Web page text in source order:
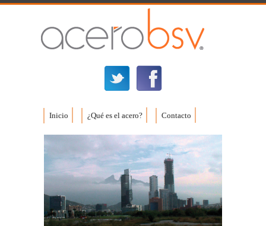
Inicio ¿Qué es el acero? Contacto